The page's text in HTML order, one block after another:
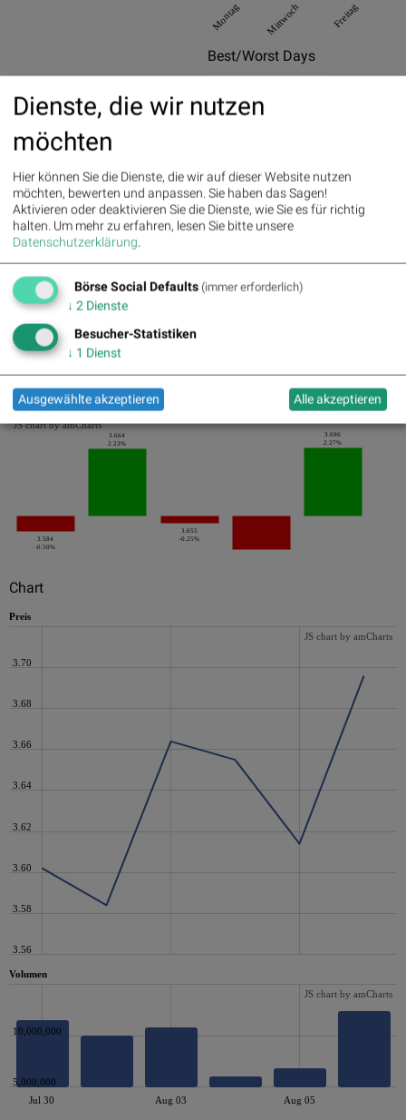
Montag Mittwoch Freitag
Best/Worst Days
03.08.2026
05.08.2026 -1.12%
31.07.2026 -0.5%
Pics
Die letzten 20 Tage der Periode
3.584
-0.50%
3.664
2.23%
3.655
-0.25%
3.696
2.27%
JS chart by amCharts
Chart
Preis
3.56
3.58
3.60
3.62
3.64
3.66
3.68
3.70
JS chart by amCharts
Volumen
Jul 30 Aug 03 Aug 05
5,000,000
10,000,000
JS chart by amCharts
Dienste, die wir nutzen
möchten
Hier können Sie die Dienste, die wir auf dieser Website nutzen
möchten, bewerten und anpassen. Sie haben das Sagen!
Aktivieren oder deaktivieren Sie die Dienste, wie Sie es für richtig
halten. Um mehr zu erfahren, lesen Sie bitte unsere
Datenschutzerklärung.
Börse Social Defaults (immer erforderlich)
↓ 2 Dienste
Besucher-Statistiken
↓ 1 Dienst
Ausgewählte akzeptieren Alle akzeptieren